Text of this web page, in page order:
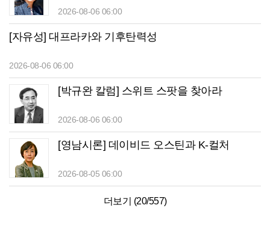
2026-08-06 06:00
[자유성] 대프라카와 기후탄력성
2026-08-06 06:00
[박규완 칼럼] 스위트 스팟을 찾아라
2026-08-06 06:00
[영남시론] 데이비드 오스틴과 K-컬처
2026-08-05 06:00
더보기 (20/557)